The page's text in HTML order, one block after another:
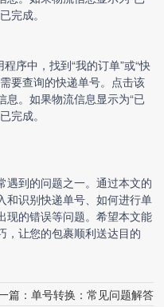
完成。
序中，找到“我的订单”或“快
要查询的快递单号。点击该
。如果物流信息显示为“已
完成。
遇到的问题之一。通过本文的
和识别快递单号、如何进行单
现的错误等问题。希望本文能
，让您的包裹顺利送达目的
篇： 单号转换：常见问题解答